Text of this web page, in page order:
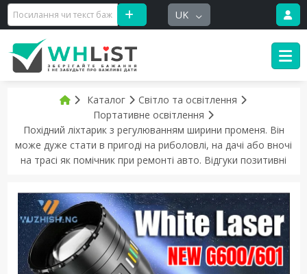
UK
Каталог
Світло та освітлення
Портативне освітлення
Похідний ліхтарик з регулюванням ширини променя. Він
може дуже стати в пригоді на риболовлі, на дачі або вночі
на трасі як помічник при ремонті авто. Відгуки позитивні